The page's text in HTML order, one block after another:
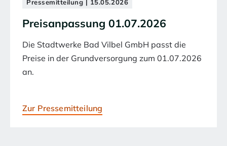
Pressemitteilung | 15.05.2026
Preisanpassung 01.07.2026
Die Stadtwerke Bad Vilbel GmbH passt die
Preise in der Grundversorgung zum 01.07.2026
an.
Zur Pressemitteilung